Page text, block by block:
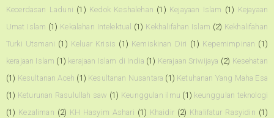
Kecerdasan Laduni (1) Kedok Keshalehan (1) Kejayaan Islam (1) Kejayaan
Umat Islam (1) Kekalahan Intelektual (1) Kekhalifahan Islam (2) Kekhalifahan
Turki Utsmani (1) Keluar Krisis (1) Kemiskinan Diri (1) Kepemimpinan (1)
kerajaan Islam (1) kerajaan Islam di India (1) Kerajaan Sriwijaya (2) Kesehatan
(1) Kesultanan Aceh (1) Kesultanan Nusantara (1) Ketuhanan Yang Maha Esa
(1) Keturunan Rasulullah saw (1) Keunggulan ilmu (1) keunggulan teknologi
(1) Kezaliman (2) KH Hasyim Ashari (1) Khaidir (2) Khalifatur Rasyidin (1)